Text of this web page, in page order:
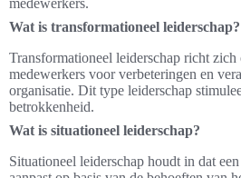
medewerkers.
Wat is transformationeel leiderschap?
Transformationeel leiderschap richt zich
medewerkers voor verbeteringen en
organisatie. Dit type leiderschap
betrokkenheid.
Wat is situationeel leiderschap?
Situationeel leiderschap houdt in dat